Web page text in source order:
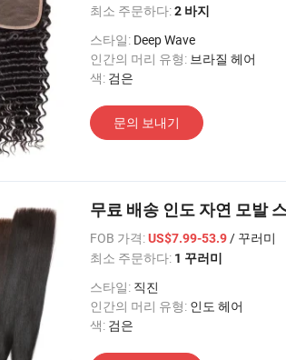
최소 주문하다:2 바지
스타일: Deep Wave
인간의 머리 유형: 브라질 헤어
색: 검은
문의 보내기
무료 배송 인도 자연 모발
FOB 가격:US$7.99-53.9/ 꾸러미
최소 주문하다: 1 꾸러미
스타일: 직진
인간의 머리 유형: 인도 헤어
색: 검은